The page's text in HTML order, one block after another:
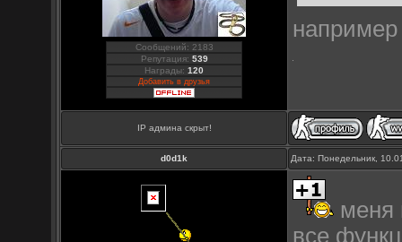
Сообщений: 2183
Репутация: 539
Награды:120
Добавить в друзья
например
IP админа скрыт!
d0d1k Дата: Понедельник,
меня
все